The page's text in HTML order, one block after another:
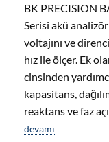
BK PRECISION
Serisi akü
voltajını ve
hız ile ölçer. Ek
cinsinden
kapasitans,
reaktans ve faz
devamı